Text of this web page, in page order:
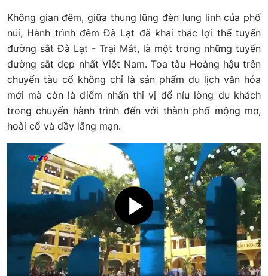
Không gian đêm, giữa thung lũng đèn lung linh của phố
núi, Hành trình đêm Đà Lạt đã khai thác lợi thế tuyến
đường sắt Đà Lạt - Trại Mát, là một trong những tuyến
đường sắt đẹp nhất Việt Nam. Toa tàu Hoàng hậu trên
chuyến tàu cổ không chỉ là sản phẩm du lịch văn hóa
mới mà còn là điểm nhấn thi vị để níu lòng du khách
trong chuyến hành trình đến với thành phố mộng mơ,
hoài cổ và đầy lãng mạn.